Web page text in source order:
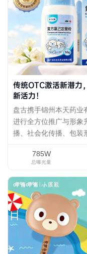
传统OTC激活新潜力
新活力！
盘古携手锦州本天药业
进行全方位推广与形象
播、社会化传播、包装
量。为传统OTC企业
785W
总曝光量